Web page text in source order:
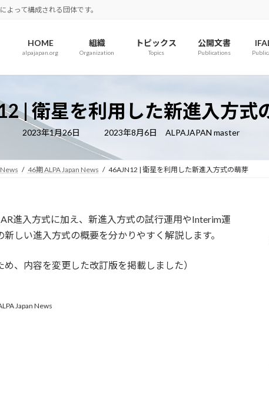
よって構成される団体です。
HOME
alpajapan.org
組織
Organization
トピックス
Topics
公開文書
Publications
| 衛星を利用した新進入方式
2023年1月26日
最
新
日
時
2023年8月6日 ALPAJAPAN master
46期 ALPA Japan News 46AJN12 | 衛星を利用した新進入方式の萌芽
進入方式に加え、新進入方式の試行運用やInterim運
しい進入方式の概要を分かりやすく解説します。
、内容を変更した改訂版を掲載しました）
Japan News